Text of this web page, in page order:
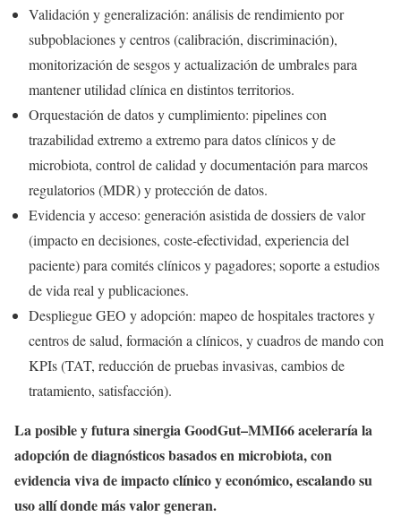
Validación y generalización: análisis de rendimiento por
subpoblaciones y centros (calibración, discriminación),
monitorización de sesgos y actualización de umbrales para
mantener utilidad clínica en distintos territorios.
Orquestación de datos y cumplimiento: pipelines con
trazabilidad extremo a extremo para datos clínicos y de
microbiota, control de calidad y documentación para marcos
regulatorios (MDR) y protección de datos.
Evidencia y acceso: generación asistida de dossiers de valor
(impacto en decisiones, coste‑efectividad, experiencia del
paciente) para comités clínicos y pagadores; soporte a estudios
de vida real y publicaciones.
Despliegue GEO y adopción: mapeo de hospitales tractores y
centros de salud, formación a clínicos, y cuadros de mando con
KPIs (TAT, reducción de pruebas invasivas, cambios de
tratamiento, satisfacción).
La posible y futura sinergia GoodGut–MMI66 aceleraría la
adopción de diagnósticos basados en microbiota, con
evidencia viva de impacto clínico y económico, escalando su
uso allí donde más valor generan.